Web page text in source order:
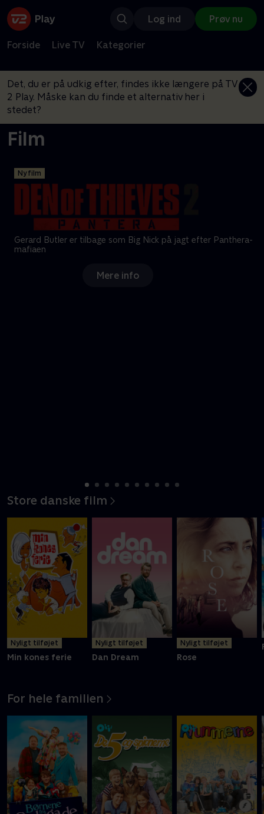
Log ind Prøv nu
Forside Live TV Kategorier
Det, du er på udkig efter, findes ikke længere på TV
2 Play. Måske kan du finde et alternativ her i
stedet?
Film
Ny film
Gerard Butler er tilbage som Big Nick på jagt efter Panthera-
mafiaen
Mere info
Store danske film
Nyligt tilføjet
Min kones ferie
Nyligt tilføjet
Dan Dream
Nyligt tilføjet
Rose
For hele familien